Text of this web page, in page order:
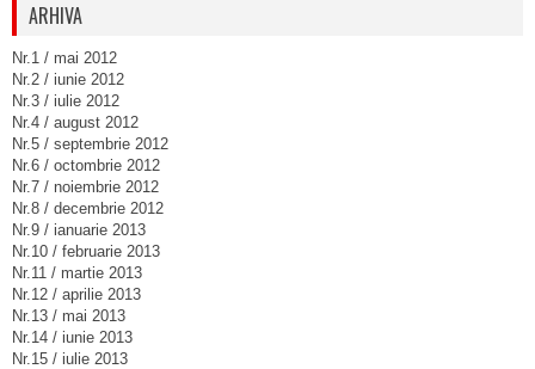
ARHIVA
Nr.1 / mai 2012
Nr.2 / iunie 2012
Nr.3 / iulie 2012
Nr.4 / august 2012
Nr.5 / septembrie 2012
Nr.6 / octombrie 2012
Nr.7 / noiembrie 2012
Nr.8 / decembrie 2012
Nr.9 / ianuarie 2013
Nr.10 / februarie 2013
Nr.11 / martie 2013
Nr.12 / aprilie 2013
Nr.13 / mai 2013
Nr.14 / iunie 2013
Nr.15 / iulie 2013